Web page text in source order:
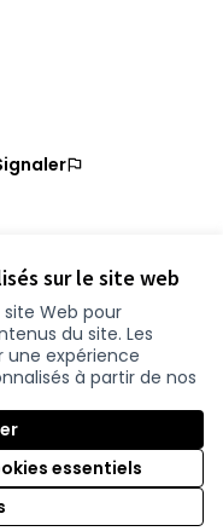
sur le site web
Web pour
du site. Les
expérience
à partir de nos
essentiels
Instagram
sur YouTube
.
Licence
(Nouvelle